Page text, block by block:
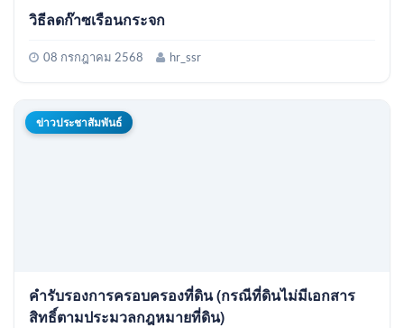
วิธีลดก๊าซเรือนกระจก
08 กรกฎาคม 2568 hr_ssr
ข่าวประชาสัมพันธ์
คำรับรองการครอบครองที่ดิน (กรณีที่ดินไม่มีเอกสาร
สิทธิ์ตามประมวลกฎหมายที่ดิน)